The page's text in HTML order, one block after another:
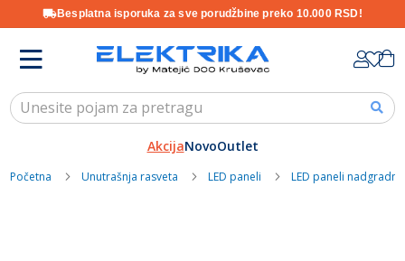
Besplatna isporuka za sve porudžbine preko 10.000 RSD!
Content
AkcijaNovoOutlet
Početna Unutrašnja rasveta LED paneli LED paneli nadgradni